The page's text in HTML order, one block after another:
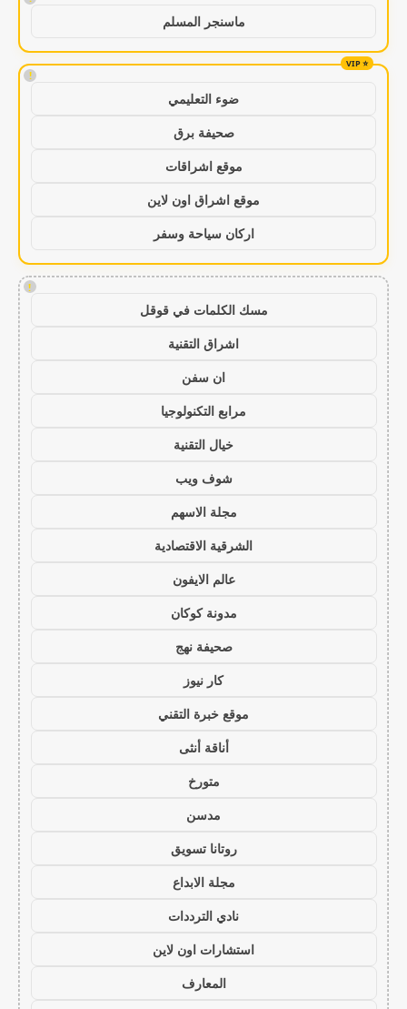
ماسنجر المسلم
!
ضوء التعليمي
صحيفة برق
موقع اشراقات
موقع اشراق اون لاين
اركان سياحة وسفر
!
مسك الكلمات في قوقل
اشراق التقنية
ان سفن
مرابع التكنولوجيا
خيال التقنية
شوف ويب
مجلة الاسهم
الشرقية الاقتصادية
عالم الايفون
مدونة كوكان
صحيفة نهج
كار نيوز
موقع خبرة التقني
أناقة أنثى
متورخ
مدسن
روتانا تسويق
مجلة الابداع
نادي الترددات
استشارات اون لاين
المعارف